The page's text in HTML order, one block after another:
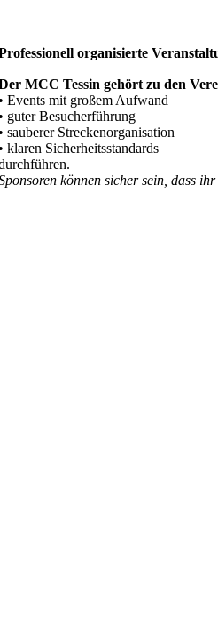
organisierte
MCC Tessin gehört zu den
Events mit großem Aufwand
guter Besucherführung
sauberer Streckenorganisation
klaren Sicherheitsstandards
können sicher sein, dass